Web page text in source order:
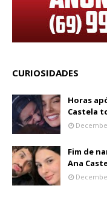
CURIOSIDADES
Horas
Castela
Fim de
Ana